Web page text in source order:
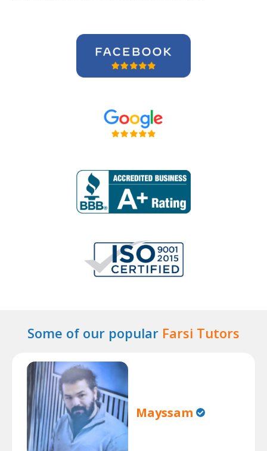
Some of our popular Farsi Tutors
Mayssam